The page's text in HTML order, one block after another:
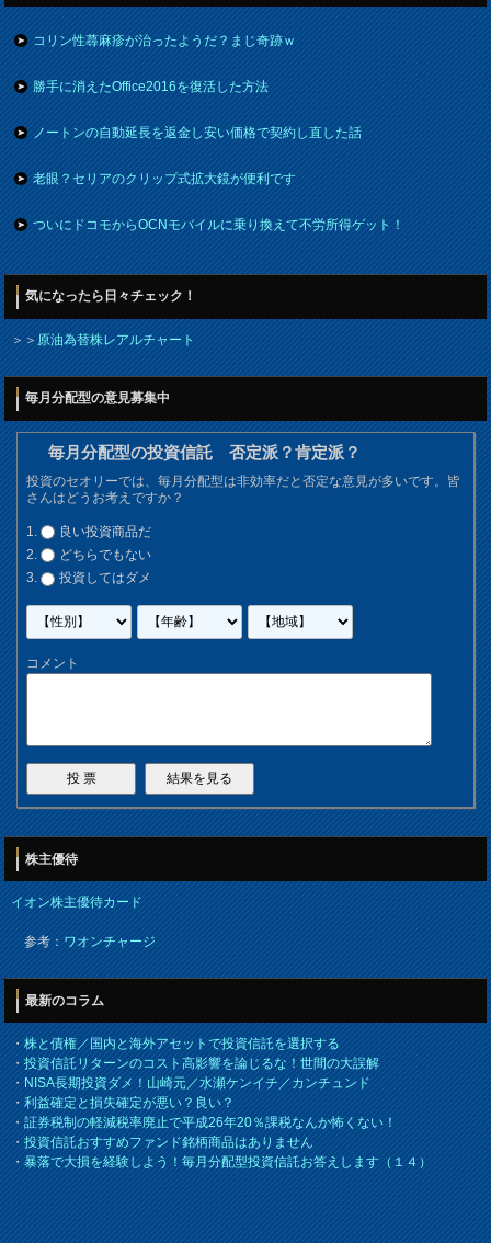
コリン性蕁麻疹が治ったようだ？まじ奇跡ｗ
勝手に消えたOffice2016を復活した方法
ノートンの自動延長を返金し安い価格で契約し直した話
老眼？セリアのクリップ式拡大鏡が便利です
ついにドコモからOCNモバイルに乗り換えて不労所得ゲット！
気になったら日々チェック！
＞＞原油為替株レアルチャート
毎月分配型の意見募集中
毎月分配型の投資信託 否定派？肯定派？
投資のセオリーでは、毎月分配型は非効率だと否定な意見が多いです。皆
さんはどうお考えですか？
良い投資商品だ
どちらでもない
投資してはダメ
コメント
株主優待
イオン株主優待カード
参考：ワオンチャージ
最新のコラム
・株と債権／国内と海外アセットで投資信託を選択する
・投資信託リターンのコスト高影響を論じるな！世間の大誤解
・NISA長期投資ダメ！山崎元／水瀬ケンイチ／カンチュンド
・利益確定と損失確定が悪い？良い？
・証券税制の軽減税率廃止で平成26年20％課税なんか怖くない！
・投資信託おすすめファンド銘柄商品はありません
・暴落で大損を経験しよう！毎月分配型投資信託お答えします（１４）